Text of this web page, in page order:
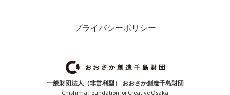
プライバシーポリシー
一般財団法人（非営利型） おおさか創造千島財団
Chishima Foundation for Creative Osaka